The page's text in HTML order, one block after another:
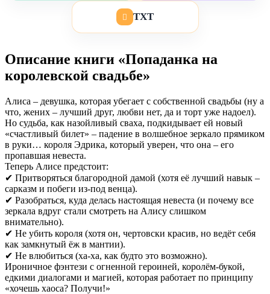
TXT
Описание книги «Попаданка на
королевской свадьбе»
Алиса – девушка, которая убегает с собственной свадьбы (ну а
что, жених – лучший друг, любви нет, да и торт уже надоел).
Но судьба, как назойливый сваха, подкидывает ей новый
«счастливый билет» – падение в волшебное зеркало прямиком
в руки… короля Эдрика, который уверен, что она – его
пропавшая невеста.
Теперь Алисе предстоит:
✔ Притворяться благородной дамой (хотя её лучший навык –
сарказм и побеги из-под венца).
✔ Разобраться, куда делась настоящая невеста (и почему все
зеркала вдруг стали смотреть на Алису слишком
внимательно).
✔ Не убить короля (хотя он, чертовски красив, но ведёт себя
как замкнутый ёж в мантии).
✔ Не влюбиться (ха-ха, как будто это возможно).
Ироничное фэнтези с огненной героиней, королём-букой,
едкими диалогами и магией, которая работает по принципу
«хочешь хаоса? Получи!»